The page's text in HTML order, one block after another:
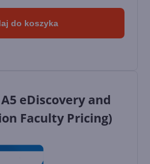
do koszyka
eDiscovery and
Faculty Pricing)